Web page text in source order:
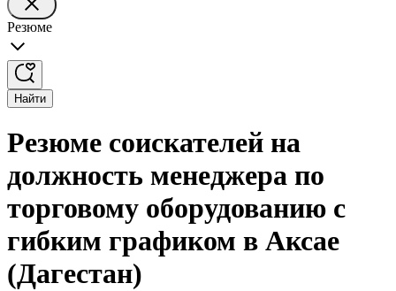
Резюме
Найти
Резюме соискателей на
должность менеджера по
торговому оборудованию с
гибким графиком в Аксае
(Дагестан)